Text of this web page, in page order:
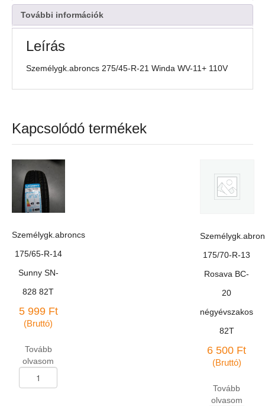
További információk
Leírás
Személygk.abroncs 275/45-R-21 Winda WV-11+ 110V
Kapcsolódó termékek
Személygk.abroncs
175/65-R-14
Sunny SN-
828 82T
5 999 Ft
(Bruttó)
Tovább
olvasom
175/65-
175/70-R-13
Rosava BC-
20
négyévszakos
82T
6 500 Ft
(Bruttó)
Tovább
olvasom